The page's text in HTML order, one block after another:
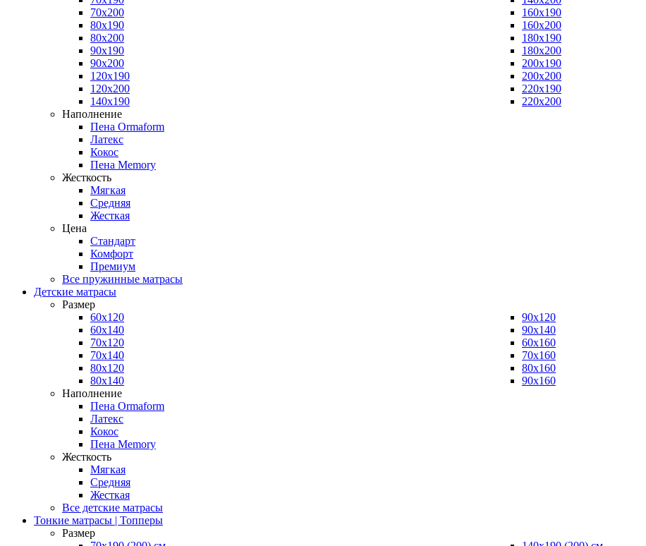
70x200
80x190
80x200
90x190
90x200
120x190
120x200
140x190
160x190
160x200
180x190
180x200
200x190
200x200
220x190
220x200
Наполнение
Пена Ormaform
Латекс
Кокос
Пена Memory
Жесткость
Мягкая
Средняя
Жесткая
Цена
Стандарт
Комфорт
Премиум
Все пружинные матрасы
Детские матрасы
Размер
60x120
60x140
70x120
70x140
80x120
80x140
90x120
90x140
60x160
70x160
80x160
90x160
Наполнение
Пена Ormaform
Латекс
Кокос
Пена Memory
Жесткость
Мягкая
Средняя
Жесткая
Все детские матрасы
Тонкие матрасы | Топперы
Размер